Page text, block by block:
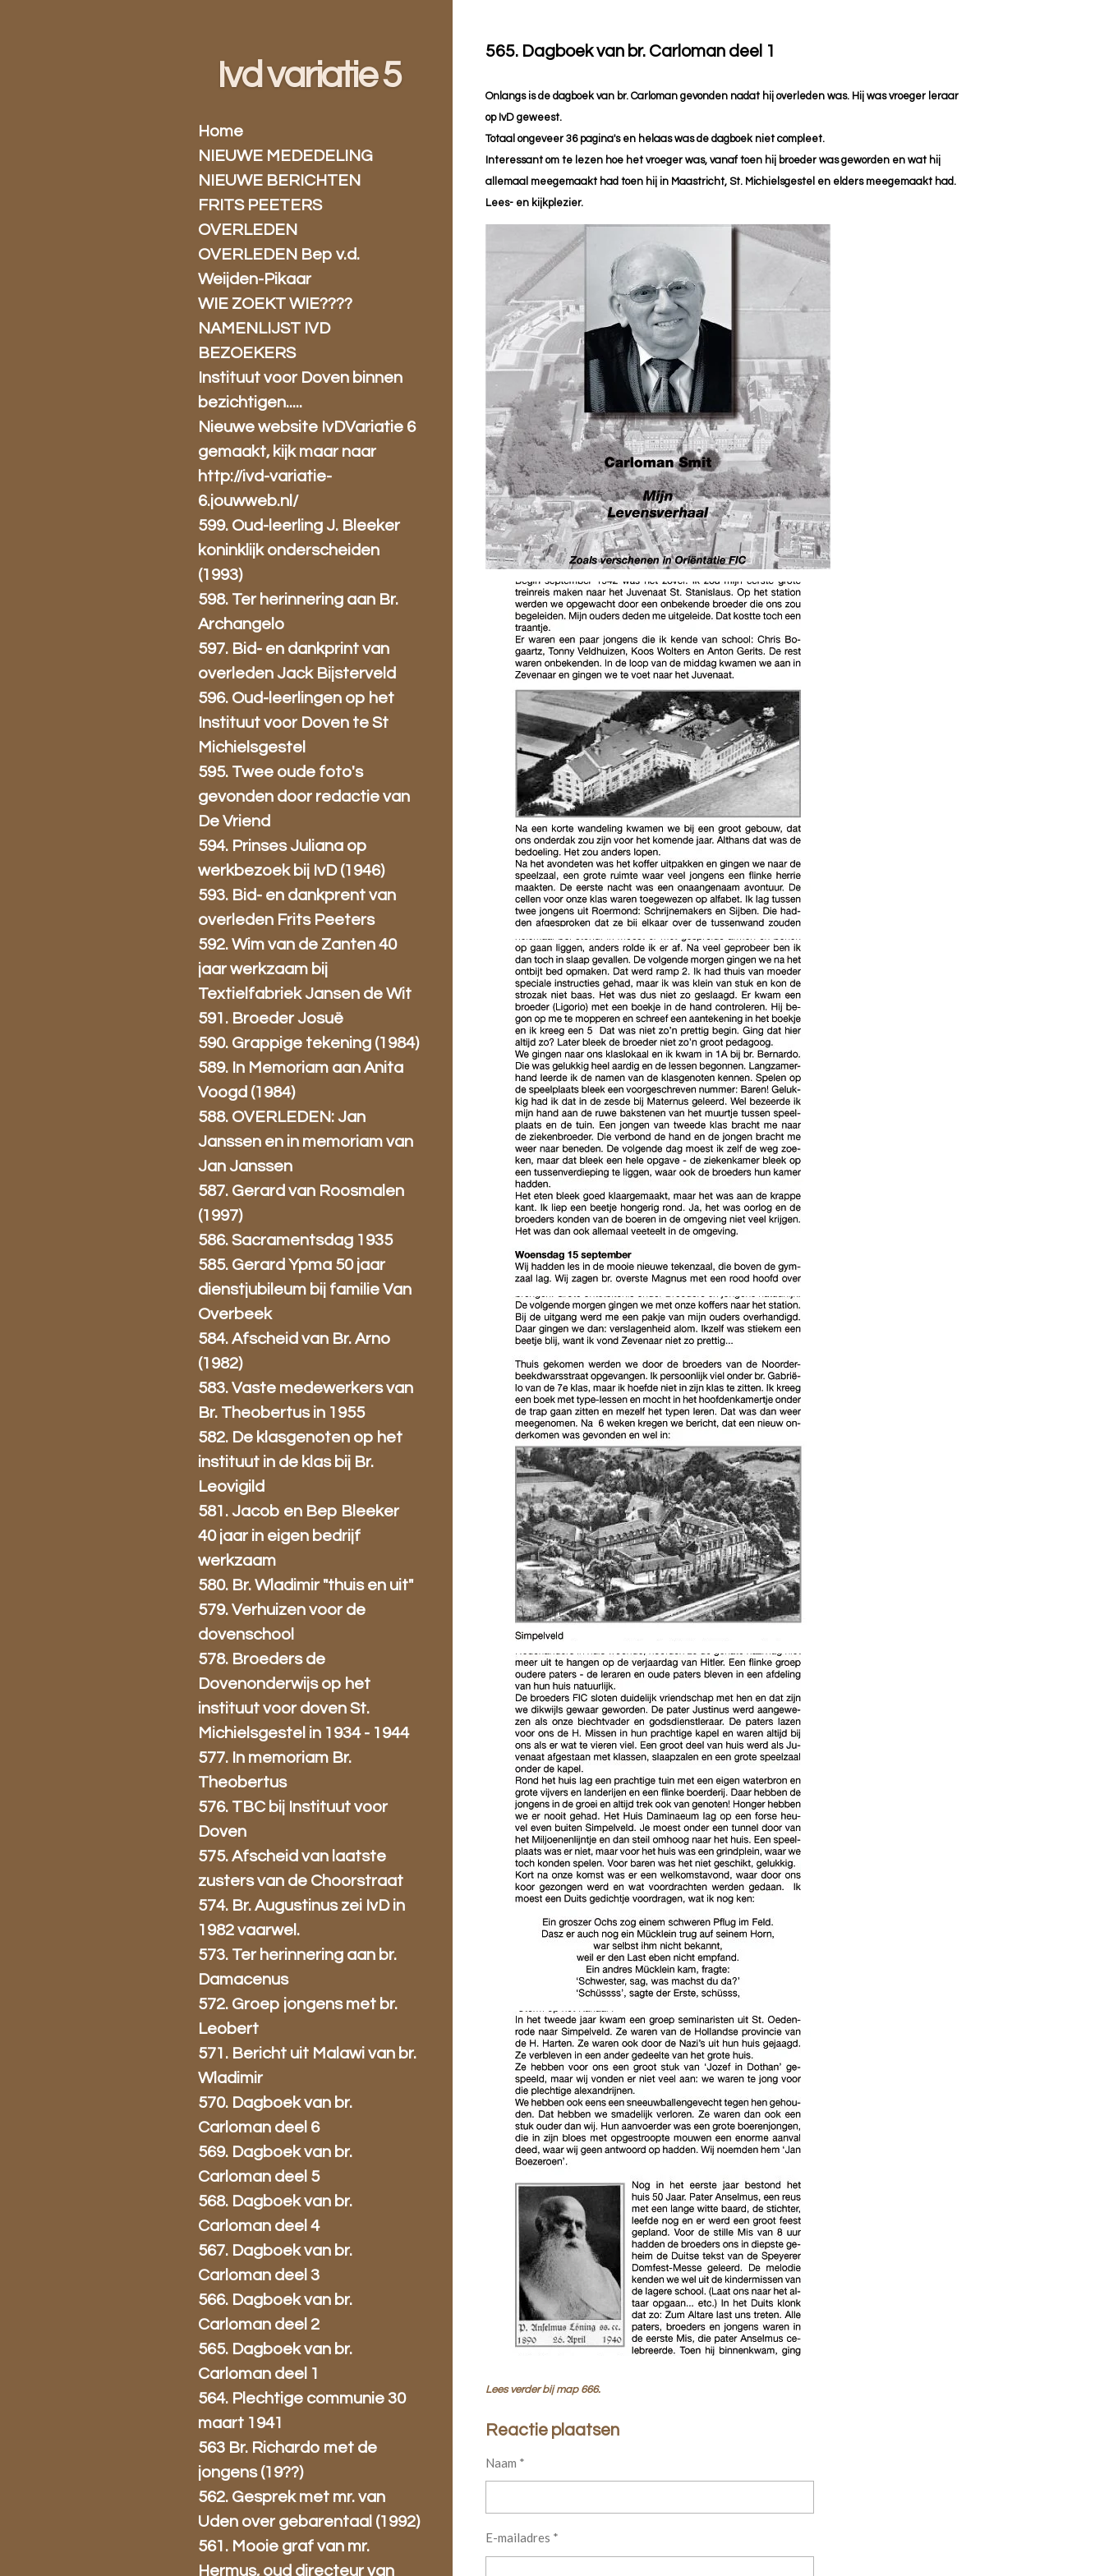
565. Dagboek van br. Carloman deel 1
Onlangs is de dagboek van br. Carloman gevonden nadat hij overleden was. Hij was vroeger leraar
op IvD geweest.
Totaal ongeveer 36 pagina's en helaas was de dagboek niet compleet.
Interessant om te lezen hoe het vroeger was, vanaf toen hij broeder was geworden en wat hij
allemaal meegemaakt had toen hij in Maastricht, St. Michielsgestel en elders meegemaakt had.
Lees- en kijkplezier.
Lees verder bij map 666.
Reactie plaatsen
Naam *
E-mailadres *
Ivd variatie 5
Home
NIEUWE MEDEDELING
NIEUWE BERICHTEN
FRITS PEETERS
OVERLEDEN
OVERLEDEN Bep v.d.
Weijden-Pikaar
WIE ZOEKT WIE????
NAMENLIJST IVD
BEZOEKERS
Instituut voor Doven binnen
bezichtigen.....
Nieuwe website IvDVariatie 6
gemaakt, kijk maar naar
http://ivd-variatie-
6.jouwweb.nl/
599. Oud-leerling J. Bleeker
koninklijk onderscheiden
(1993)
598. Ter herinnering aan Br.
Archangelo
597. Bid- en dankprint van
overleden Jack Bijsterveld
596. Oud-leerlingen op het
Instituut voor Doven te St
Michielsgestel
595. Twee oude foto's
gevonden door redactie van
De Vriend
594. Prinses Juliana op
werkbezoek bij IvD (1946)
593. Bid- en dankprent van
overleden Frits Peeters
592. Wim van de Zanten 40
jaar werkzaam bij
Textielfabriek Jansen de Wit
591. Broeder Josuë
590. Grappige tekening (1984)
589. In Memoriam aan Anita
Voogd (1984)
588. OVERLEDEN: Jan
Janssen en in memoriam van
Jan Janssen
587. Gerard van Roosmalen
(1997)
586. Sacramentsdag 1935
585. Gerard Ypma 50 jaar
dienstjubileum bij familie Van
Overbeek
584. Afscheid van Br. Arno
(1982)
583. Vaste medewerkers van
Br. Theobertus in 1955
582. De klasgenoten op het
instituut in de klas bij Br.
Leovigild
581. Jacob en Bep Bleeker
40 jaar in eigen bedrijf
werkzaam
580. Br. Wladimir "thuis en uit"
579. Verhuizen voor de
dovenschool
578. Broeders de
Dovenonderwijs op het
instituut voor doven St.
Michielsgestel in 1934 - 1944
577. In memoriam Br.
Theobertus
576. TBC bij Instituut voor
Doven
575. Afscheid van laatste
zusters van de Choorstraat
574. Br. Augustinus zei IvD in
1982 vaarwel.
573. Ter herinnering aan br.
Damacenus
572. Groep jongens met br.
Leobert
571. Bericht uit Malawi van br.
Wladimir
570. Dagboek van br.
Carloman deel 6
569. Dagboek van br.
Carloman deel 5
568. Dagboek van br.
Carloman deel 4
567. Dagboek van br.
Carloman deel 3
566. Dagboek van br.
Carloman deel 2
565. Dagboek van br.
Carloman deel 1
564. Plechtige communie 30
maart 1941
563 Br. Richardo met de
jongens (19??)
562. Gesprek met mr. van
Uden over gebarentaal (1992)
561. Mooie graf van mr.
Hermus, oud directeur van